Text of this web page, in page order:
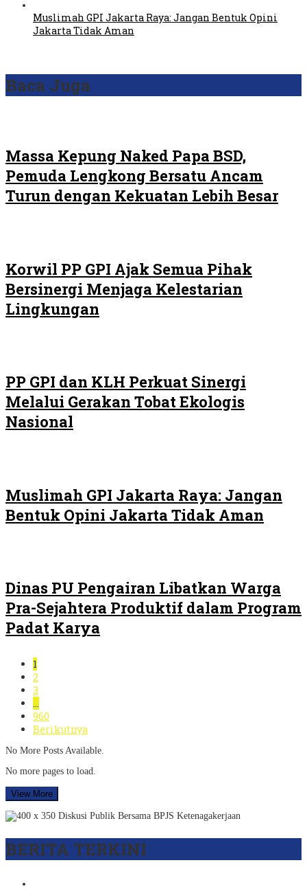
Muslimah GPI Jakarta Raya: Jangan Bentuk Opini
Jakarta Tidak Aman
Baca Juga
Massa Kepung Naked Papa BSD,
Pemuda Lengkong Bersatu Ancam
Turun dengan Kekuatan Lebih Besar
Korwil PP GPI Ajak Semua Pihak
Bersinergi Menjaga Kelestarian
Lingkungan
PP GPI dan KLH Perkuat Sinergi
Melalui Gerakan Tobat Ekologis
Nasional
Muslimah GPI Jakarta Raya: Jangan
Bentuk Opini Jakarta Tidak Aman
Dinas PU Pengairan Libatkan Warga
Pra-Sejahtera Produktif dalam Program
Padat Karya
1
2
3
…
960
Berikutnya
No More Posts Available.
No more pages to load.
View More
BERITA TERKINI